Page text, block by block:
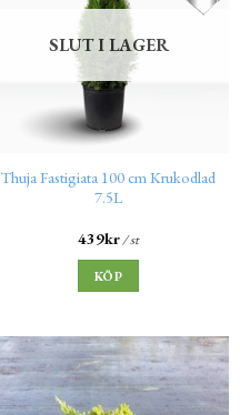
SLUT I LAGER
Thuja Fastigiata 100 cm Krukodlad
7.5L
439kr/ st
KÖP